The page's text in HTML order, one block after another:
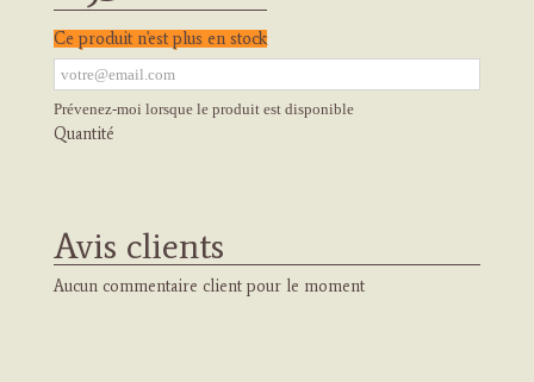
Ce produit n'est plus en stock
Prévenez-moi lorsque le produit est disponible
Quantité
Avis clients
Aucun commentaire client pour le moment